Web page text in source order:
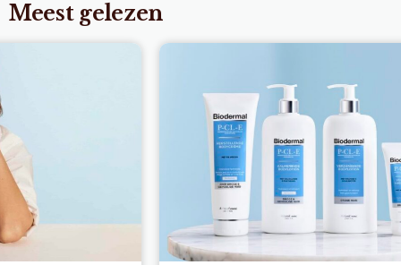
Meest gelezen